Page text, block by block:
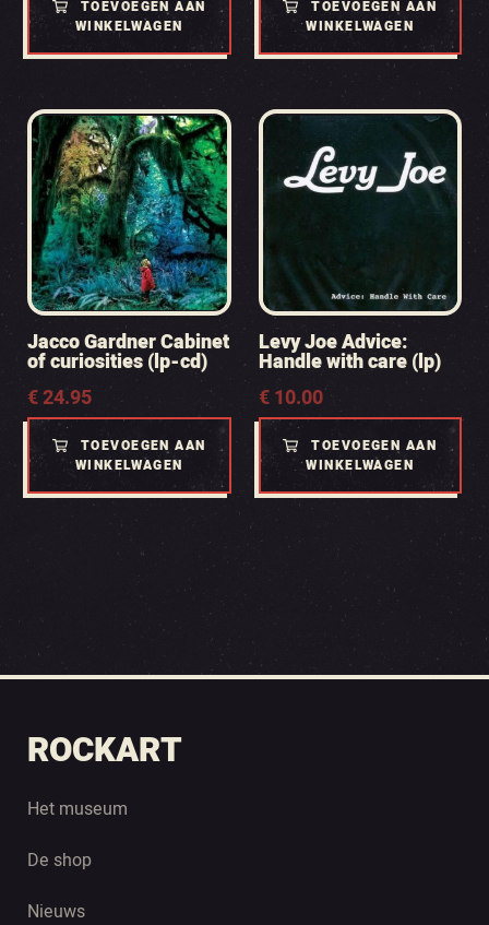
TOEVOEGEN AAN
WINKELWAGEN
TOEVOEGEN AAN
WINKELWAGEN
Jacco Gardner Cabinet
of curiosities (lp-cd)
€24.95
TOEVOEGEN AAN
WINKELWAGEN
Levy Joe Advice:
Handle with care (lp)
€10.00
TOEVOEGEN AAN
WINKELWAGEN
ROCKART
Het museum
De shop
Nieuws